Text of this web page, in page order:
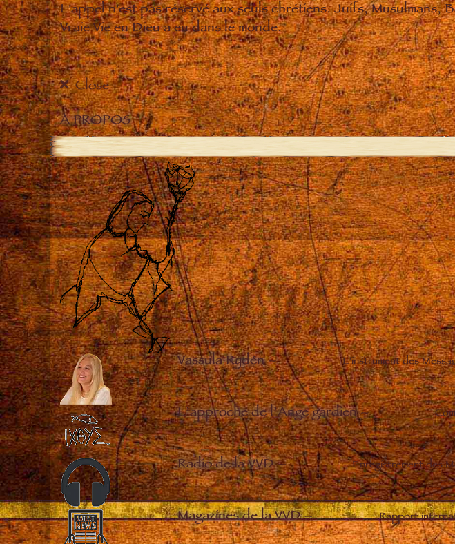
L'appel n'est pas réservé aux seuls chrétiens. Juifs,
Vraie Vie en Dieu a eu dans le monde.
Close
À PROPOS
Vassula Rydén– L’instrument des
L’approche de l’Ange gardien–
Radio de la VVD– Enregistrement des
Magazines de la VVD– Rapport